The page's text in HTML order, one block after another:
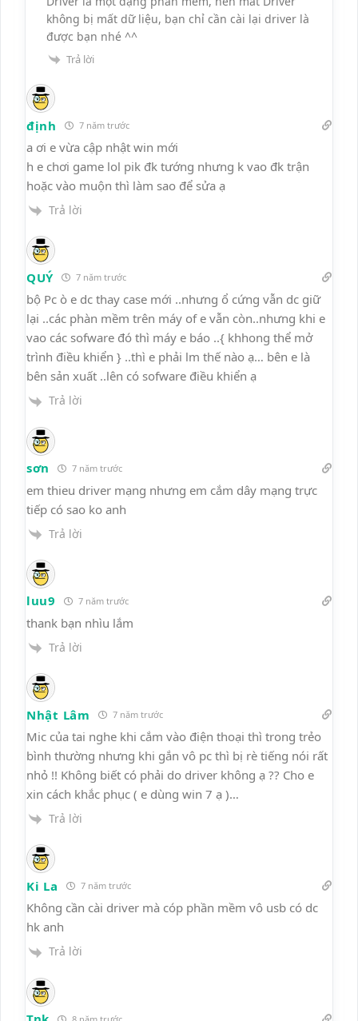
không bị mất dữ liệu, bạn chỉ cần cài lại driver là
được bạn nhé ^^
Trả lời
định 7 năm trước
a ơi e vừa cập nhật win mới
h e chơi game lol pik đk tướng nhưng k vao đk trận
hoặc vào muộn thì làm sao để sửa ạ
Trả lời
QUÝ 7 năm trước
bộ Pc ò e dc thay case mới ..nhưng ổ cứng vẫn dc giữ
lại ..các phàn mềm trên máy of e vẫn còn..nhưng khi e
vao các sofware đó thì máy e báo ..{ khhong thể mở
trình điều khiển } ..thì e phải lm thế nào ạ… bên e là
bên sản xuất ..lên có sofware điều khiển ạ
Trả lời
sơn 7 năm trước
em thieu driver mạng nhưng em cắm dây mạng trực
tiếp có sao ko anh
Trả lời
luu9 7 năm trước
thank bạn nhìu lắm
Trả lời
Nhật Lâm 7 năm trước
Mic của tai nghe khi cắm vào điện thoại thì trong trẻo
bình thường nhưng khi gắn vô pc thì bị rè tiếng nói rất
nhỏ !! Không biết có phải do driver không ạ ?? Cho e
xin cách khắc phục ( e dùng win 7 ạ )…
Trả lời
Ki La 7 năm trước
Không cần cài driver mà cóp phần mềm vô usb có dc
hk anh
Trả lời